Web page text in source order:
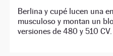
Berlina y cupé lucen una
musculoso y montan un
versiones de 480 y 510 CV.